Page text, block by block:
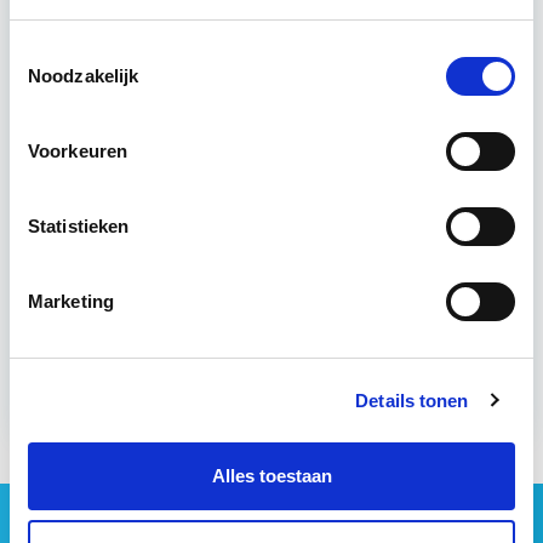
Noodzakelijk
Voorkeuren
Statistieken
Marketing
Details tonen
Alles toestaan
4 - 8 uur per week
Eerstvolgende startdatum
Meer informatie
Geen vastgoednieuws missen?